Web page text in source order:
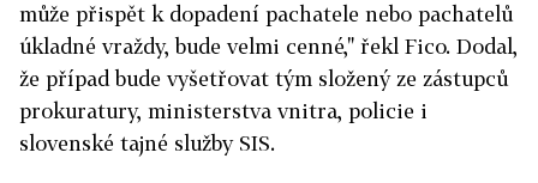
může přispět k dopadení pachatele nebo pachatelů
úkladné vraždy, bude velmi cenné," řekl Fico. Dodal,
že případ bude vyšetřovat tým složený ze zástupců
prokuratury, ministerstva vnitra, policie i
slovenské tajné služby SIS.